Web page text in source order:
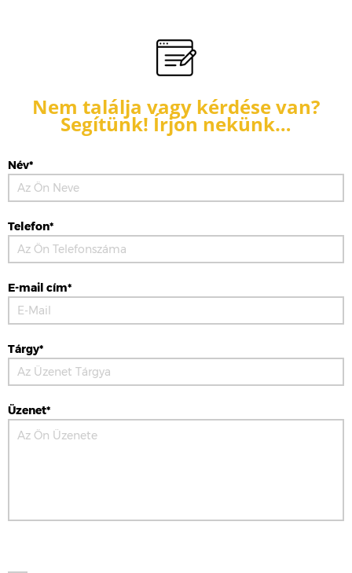
Nem találja vagy kérdése van?
Segítünk! Írjon nekünk…
Név*
Telefon*
E-mail cím*
Tárgy*
Üzenet*